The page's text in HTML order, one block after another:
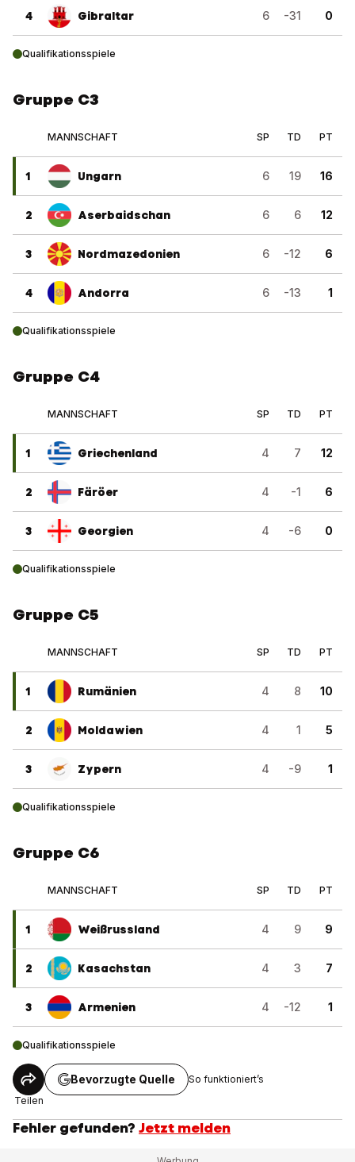
4 Gibraltar 6 -31 0
Qualifikationsspiele
Gruppe C3
MANNSCHAFT SP TD PT
1 Ungarn 6 19 16
2 Aserbaidschan 6 6 12
3 Nordmazedonien 6 -12 6
4 Andorra 6 -13 1
Qualifikationsspiele
Gruppe C4
MANNSCHAFT SP TD PT
1 Griechenland 4 7 12
2 Färöer 4 -1 6
3 Georgien 4 -6 0
Qualifikationsspiele
Gruppe C5
MANNSCHAFT SP TD PT
1 Rumänien 4 8 10
2 Moldawien 4 1 5
3 Zypern 4 -9 1
Qualifikationsspiele
Gruppe C6
MANNSCHAFT SP TD PT
1 Weißrussland 4 9 9
2 Kasachstan 4 3 7
3 Armenien 4 -12 1
Qualifikationsspiele
Teilen
Bevorzugte Quelle So funktioniert’s
Fehler gefunden? Jetzt melden